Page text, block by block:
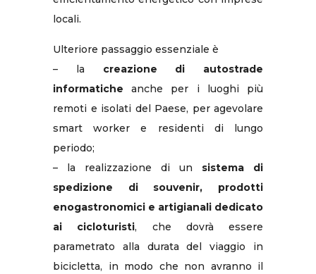
locali.
Ulteriore passaggio essenziale è
– la creazione di autostrade
informatiche anche per i luoghi più
remoti e isolati del Paese, per agevolare
smart worker e residenti di lungo
periodo;
– la realizzazione di un sistema di
spedizione di souvenir, prodotti
enogastronomici e artigianali dedicato
ai cicloturisti, che dovrà essere
parametrato alla durata del viaggio in
bicicletta, in modo che non avranno il